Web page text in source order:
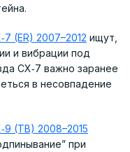
(ER) 2007–2012 ищут,
и вибрации под
CX‑7 важно заранее
в несовпадение
(TB) 2008–2015
при